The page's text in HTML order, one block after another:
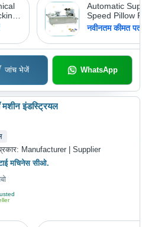
Automatic
Speed Pillow
Machine for
High Speed,
नवीनतम कीमत
जांच भेजें WhatsApp
इंडस्ट्रियल
Manufacturer | Supplier
मचिनेस सीओ.